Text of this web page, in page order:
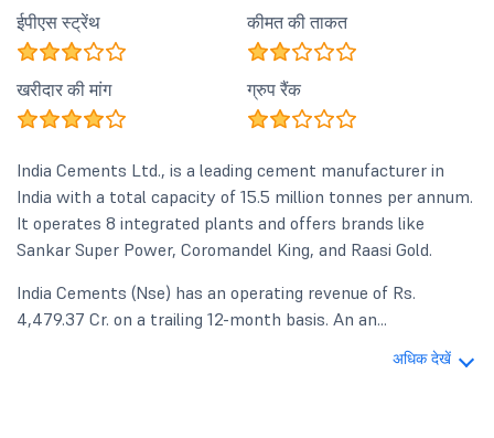
ईपीएस स्ट्रेंथ कीमत की ताकत
खरीदार की मांग ग्रुप रैंक
India Cements Ltd., is a leading cement manufacturer in
India with a total capacity of 15.5 million tonnes per annum.
It operates 8 integrated plants and offers brands like
Sankar Super Power, Coromandel King, and Raasi Gold.
India Cements (Nse) has an operating revenue of Rs.
4,479.37 Cr. on a trailing 12-month basis. An an...
अधिक देखें